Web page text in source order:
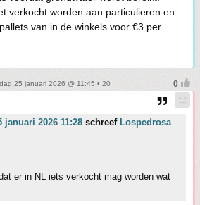
verkocht worden aan particulieren en
van in de winkels voor €3 per
25 januari 2026 @ 11:45 • 20
januari 2026 11:28 schreef Lospedrosa
er in NL iets verkocht mag worden wat